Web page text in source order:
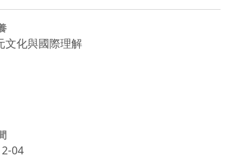
文化與國際理解
04